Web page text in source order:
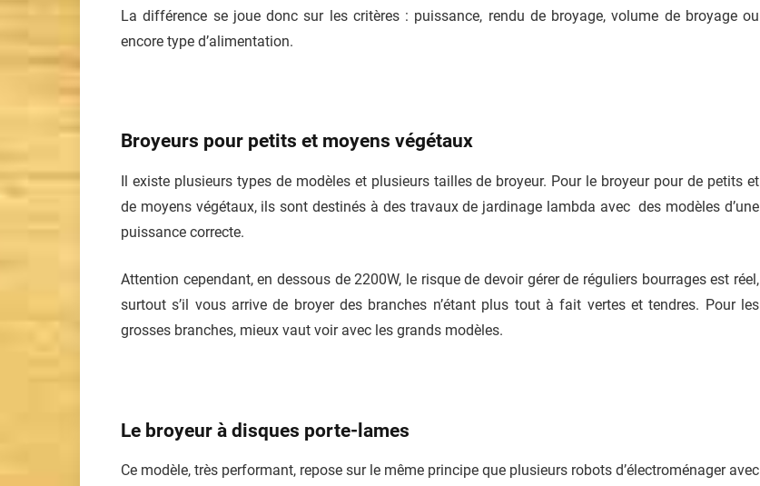
La différence se joue donc sur les critères : puissance, rendu de broyage, volume de broyage ou
encore type d’alimentation.
Broyeurs pour petits et moyens végétaux
Il existe plusieurs types de modèles et plusieurs tailles de broyeur. Pour le broyeur pour de petits et
de moyens végétaux, ils sont destinés à des travaux de jardinage lambda avec des modèles d’une
puissance correcte.
Attention cependant, en dessous de 2200W, le risque de devoir gérer de réguliers bourrages est réel,
surtout s’il vous arrive de broyer des branches n’étant plus tout à fait vertes et tendres. Pour les
grosses branches, mieux vaut voir avec les grands modèles.
Le broyeur à disques porte-lames
Ce modèle, très performant, repose sur le même principe que plusieurs robots d’électroménager avec